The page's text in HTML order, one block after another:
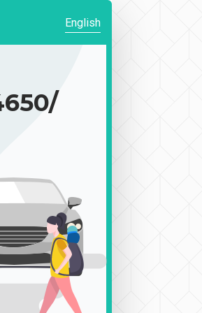
English